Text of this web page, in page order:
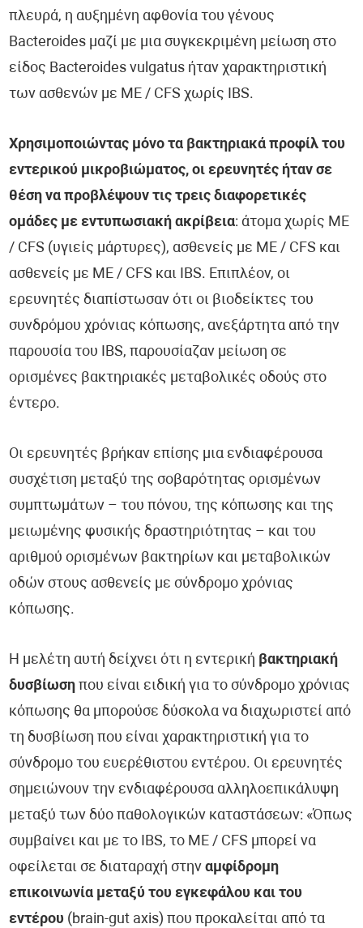
πλευρά, η αυξημένη αφθονία του γένους
Bacteroides μαζί με μια συγκεκριμένη μείωση στο
είδος Bacteroides vulgatus ήταν χαρακτηριστική
των ασθενών με ME / CFS χωρίς IBS.
Χρησιμοποιώντας μόνο τα βακτηριακά προφίλ του
εντερικού μικροβιώματος, οι ερευνητές ήταν σε
θέση να προβλέψουν τις τρεις διαφορετικές
ομάδες με εντυπωσιακή ακρίβεια: άτομα χωρίς ΜΕ
/ CFS (υγιείς μάρτυρες), ασθενείς με ΜΕ / CFS και
ασθενείς με ΜΕ / CFS και IBS. Επιπλέον, οι
ερευνητές διαπίστωσαν ότι οι βιοδείκτες του
συνδρόμου χρόνιας κόπωσης, ανεξάρτητα από την
παρουσία του IBS, παρουσίαζαν μείωση σε
ορισμένες βακτηριακές μεταβολικές οδούς στο
έντερο.
Οι ερευνητές βρήκαν επίσης μια ενδιαφέρουσα
συσχέτιση μεταξύ της σοβαρότητας ορισμένων
συμπτωμάτων – του πόνου, της κόπωσης και της
μειωμένης φυσικής δραστηριότητας – και του
αριθμού ορισμένων βακτηρίων και μεταβολικών
οδών στους ασθενείς με σύνδρομο χρόνιας
κόπωσης.
Η μελέτη αυτή δείχνει ότι η εντερική βακτηριακή
δυσβίωση που είναι ειδική για το σύνδρομο χρόνιας
κόπωσης θα μπορούσε δύσκολα να διαχωριστεί από
τη δυσβίωση που είναι χαρακτηριστική για το
σύνδρομο του ευερέθιστου εντέρου. Οι ερευνητές
σημειώνουν την ενδιαφέρουσα αλληλοεπικάλυψη
μεταξύ των δύο παθολογικών καταστάσεων: «Όπως
συμβαίνει και με το IBS, το ME / CFS μπορεί να
οφείλεται σε διαταραχή στηναμφίδρομη
επικοινωνία μεταξύ του εγκεφάλου και του
εντέρου (brain-gut axis) που προκαλείται από τα